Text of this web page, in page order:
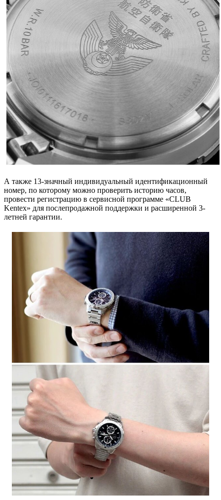
А также 13-значный индивидуальный идентификационный
номер, по которому можно проверить историю часов,
провести регистрацию в сервисной программе «CLUB
Kentex» для послепродажной поддержки и расширенной 3-
летней гарантии.